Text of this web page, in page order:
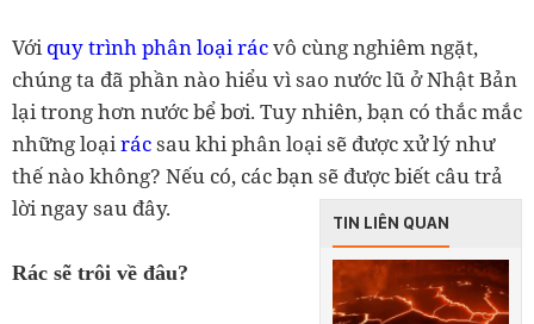
Vớiquy trình phân loại rácvô cùng nghiêm ngặt,
chúng ta đã phần nào hiểu vì sao nước lũ ở Nhật Bản
lại trong hơn nước bể bơi. Tuy nhiên, bạn có thắc mắc
những loạirácsau khi phân loại sẽ được xử lý như
thế nào không? Nếu có, các bạn sẽ được biết câu trả
lời ngay sau đây.
TIN LIÊN QUAN
Rác sẽ trôi về đâu?